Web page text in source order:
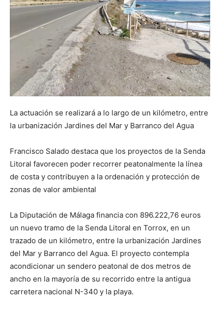
La actuación se realizará a lo largo de un kilómetro, entre
la urbanización Jardines del Mar y Barranco del Agua
Francisco Salado destaca que los proyectos de la Senda
Litoral favorecen poder recorrer peatonalmente la línea
de costa y contribuyen a la ordenación y protección de
zonas de valor ambiental
La Diputación de Málaga financia con 896.222,76 euros
un nuevo tramo de la Senda Litoral en Torrox, en un
trazado de un kilómetro, entre la urbanización Jardines
del Mar y Barranco del Agua. El proyecto contempla
acondicionar un sendero peatonal de dos metros de
ancho en la mayoría de su recorrido entre la antigua
carretera nacional N-340 y la playa.